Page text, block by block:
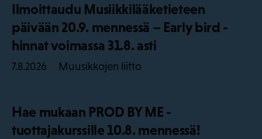
Ilmoittaudu Musiikkilääketieteen
päivään 20.9. mennessä – Early bird -
hinnat voimassa 31.8. asti
7.8.2026 Muusikkojen liitto
Hae mukaan PROD BY ME -
tuottajakurssille 10.8. mennessä!